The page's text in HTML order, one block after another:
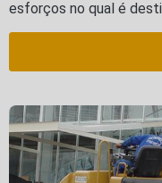
esforços no qual é